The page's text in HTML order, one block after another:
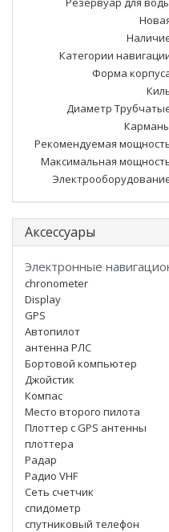
Категории
Форма
Диаметр
Рекомендуемая
Максимальная
Аксессуары
Электронные
chronometer
Display
GPS
Автопилот
антенна РЛС
Бортовой компьютер
Джойстик
Компас
Место второго пилота
Плоттер с GPS антенны
плоттера
Радар
Радио VHF
Сеть счетчик
спидометр
спутниковый телефон